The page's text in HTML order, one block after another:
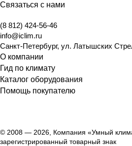
Связаться с нами
(8 812) 424-56-46
info@iclim.ru
Санкт-Петербург, ул. Латышских
О компании
Гид по климату
Каталог оборудования
Помощь покупателю
© 2008 — 2026, Компания «Умный
зарегистрированный товарный знак